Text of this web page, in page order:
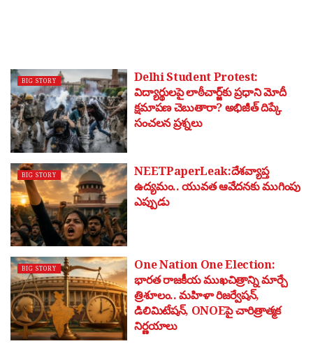
BIG STORY
Delhi Student Protest:
విద్యార్థులపై లాఠీచార్జ్‌కు ప్రధాని మోదీ
క్షమాపణ చెబుతారా? అభిజీత్ దిప్కే
సంచలన ప్రశ్నలు
BIG STORY
NEETPaperLeak:దేశవ్యాప్త
ఉద్యమం.. యువత ఆవేదనకు ముగింపు
ఎప్పుడు
BIG STORY
One Nation One Election:
భారత రాజకీయ ముఖచిత్రాన్ని మార్చే
త్రిశూలం.. మహిళా రిజర్వేషన్,
డిలిమిటేషన్, ONOEపై చారిత్రాత్మక
నిర్ణయాలు